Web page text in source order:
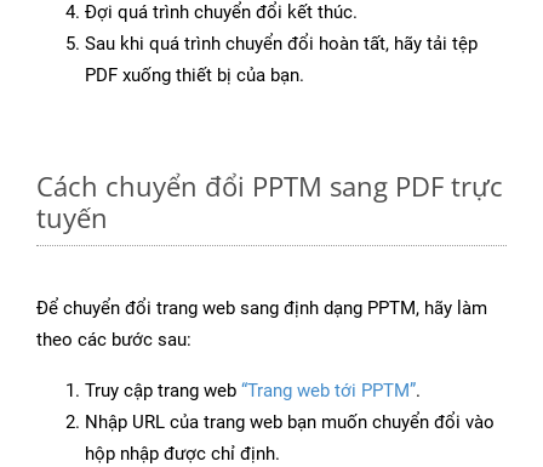
Đợi quá trình chuyển đổi kết thúc.
Sau khi quá trình chuyển đổi hoàn tất, hãy tải tệp
PDF xuống thiết bị của bạn.
Cách chuyển đổi PPTM sang PDF trực
tuyến
Để chuyển đổi trang web sang định dạng PPTM, hãy làm
theo các bước sau:
Truy cập trang web “Trang web tới PPTM”.
Nhập URL của trang web bạn muốn chuyển đổi vào
hộp nhập được chỉ định.